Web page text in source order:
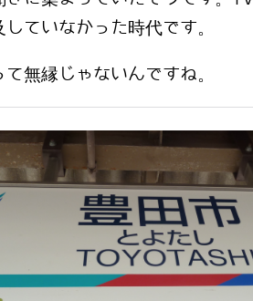
ていなかった時代です。
無縁じゃないんですね。